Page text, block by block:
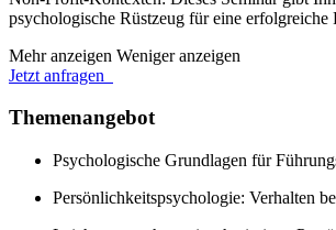
psychologische Rüstzeug für eine erfolgreiche
Mehr anzeigen Weniger anzeigen
Jetzt anfragen
Themenangebot
Psychologische Grundlagen für
Persönlichkeitspsychologie: Verhalten